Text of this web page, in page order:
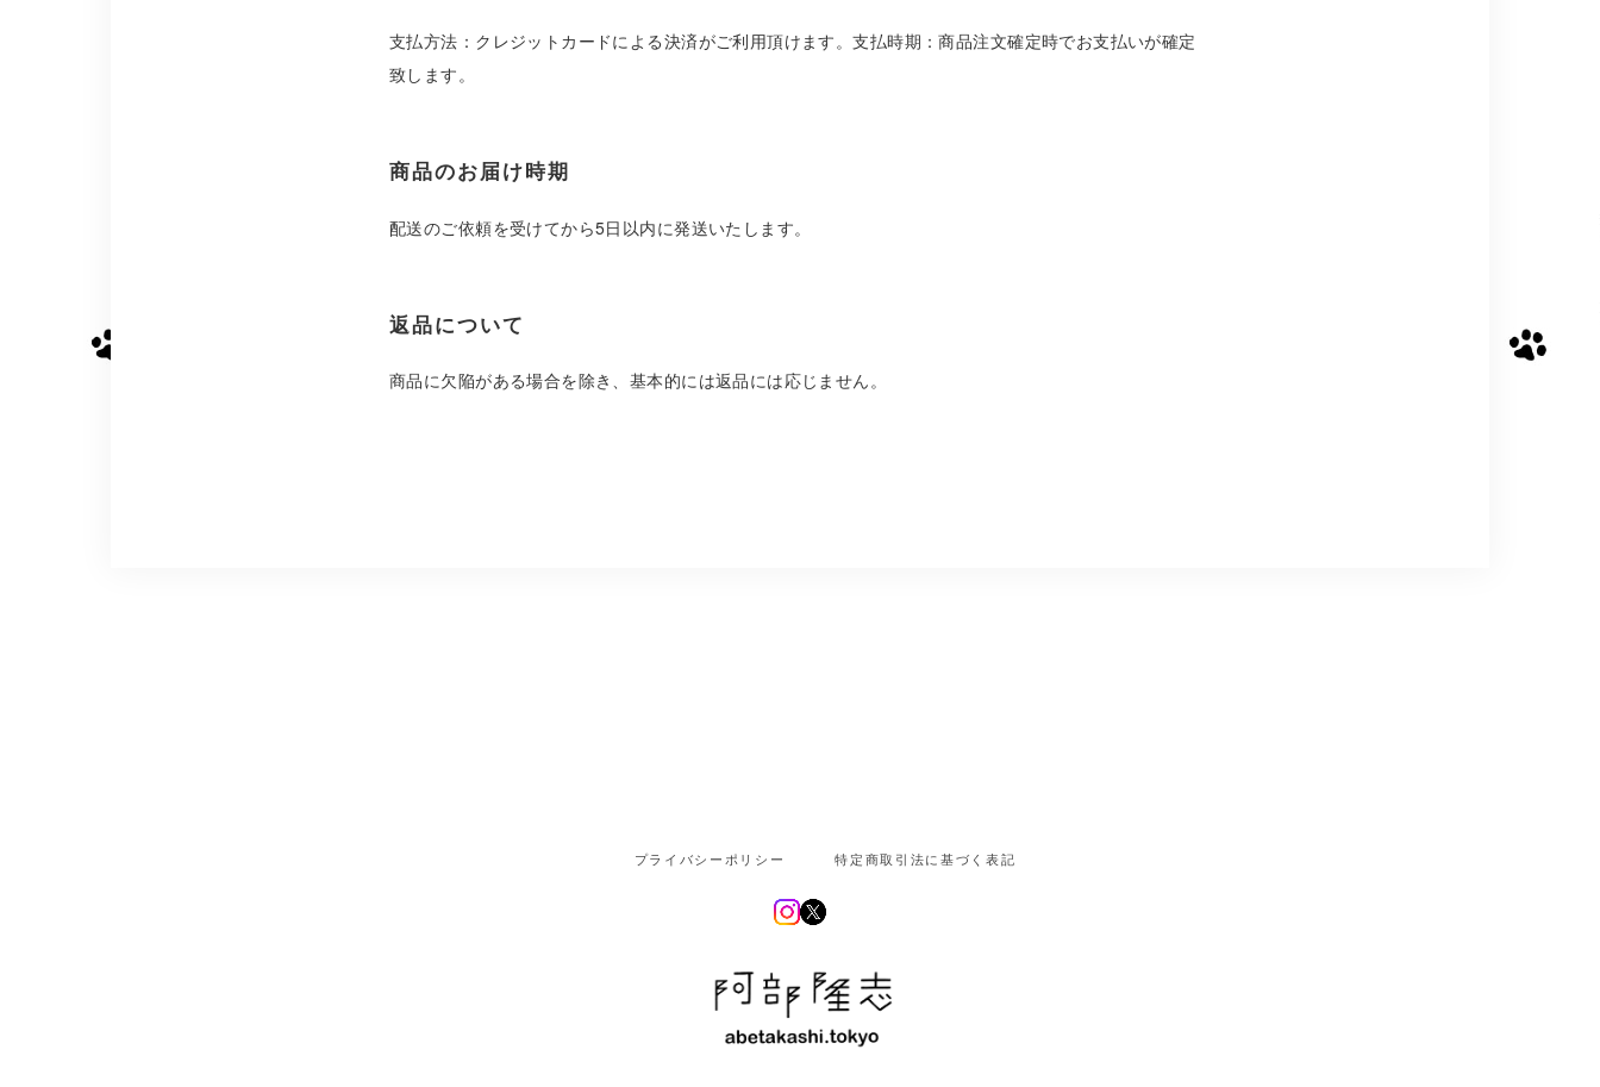
支払方法：クレジットカードによる決済がご利用頂けます。支払時期：商品注文確定時でお支払いが確定
致します。
商品のお届け時期
配送のご依頼を受けてから5日以内に発送いたします。
返品について
商品に欠陥がある場合を除き、基本的には返品には応じません。
プライバシーポリシー 特定商取引法に基づく表記